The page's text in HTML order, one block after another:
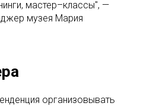
мастер–классы", —
музея Мария
организовывать